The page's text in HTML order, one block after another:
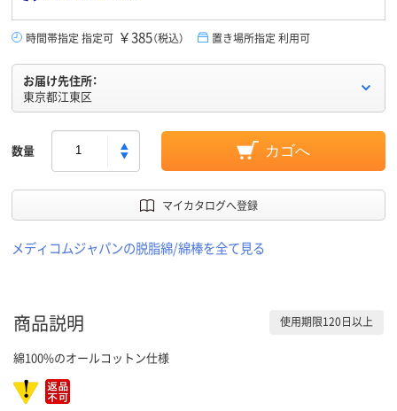
時間帯指定 指定可 ￥385（税込） 置き場所指定 利用可
お届け先住所：
東京都江東区
数量 カゴへ
マイカタログへ登録
メディコムジャパンの脱脂綿/綿棒を全て見る
商品説明 使用期限120日以上
綿100%のオールコットン仕様